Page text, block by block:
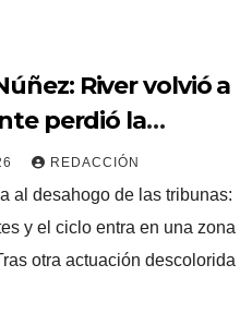
River volvió a
perdió la
se
Monumental
REDACCIÓN
al desahogo de las tribunas:
y el ciclo entra en una zona
otra actuación descolorida